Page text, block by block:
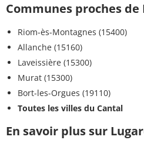
Communes proches de
Riom-ès-Montagnes (15400)
Allanche (15160)
Laveissière (15300)
Murat (15300)
Bort-les-Orgues (19110)
Toutes les villes du Cantal
En savoir plus sur